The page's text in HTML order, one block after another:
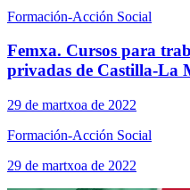
Formación-Acción Social
Femxa. Cursos para
privadas de Castilla-La
29 de martxoa de 2022
Formación-Acción Social
29 de martxoa de 2022